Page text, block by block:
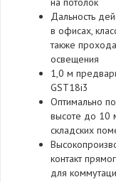
Дальность
в офисах,
также
освещения
1,0 м
GST18i3
Оптимально
высоте до 10
складских
контакт
для